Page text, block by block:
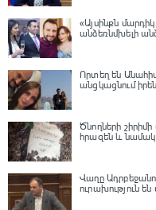
«Այսինքն
անձեռնմխելի
Որտեղ են
անցկացնում
Ծնողների
հրազեն և նամակ
Վաղը
ուրախություն են